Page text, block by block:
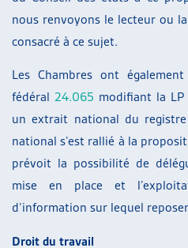
nous renvoyons le lecteur ou
consacré à ce sujet.
Les Chambres ont
fédéral 24.065 modifiant la LP
un extrait national du
national s’est rallié à la
prévoit la possibilité de
mise en place et
d’information sur lequel
Droit du travail